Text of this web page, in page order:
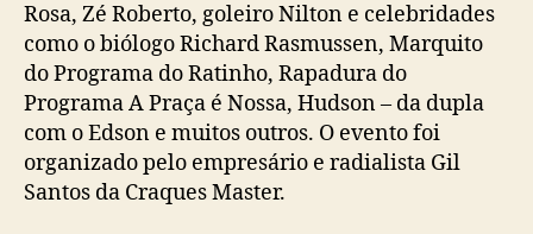
Rosa, Zé Roberto, goleiro Nilton e celebridades
como o biólogo Richard Rasmussen, Marquito
do Programa do Ratinho, Rapadura do
Programa A Praça é Nossa, Hudson – da dupla
com o Edson e muitos outros. O evento foi
organizado pelo empresário e radialista Gil
Santos da Craques Master.